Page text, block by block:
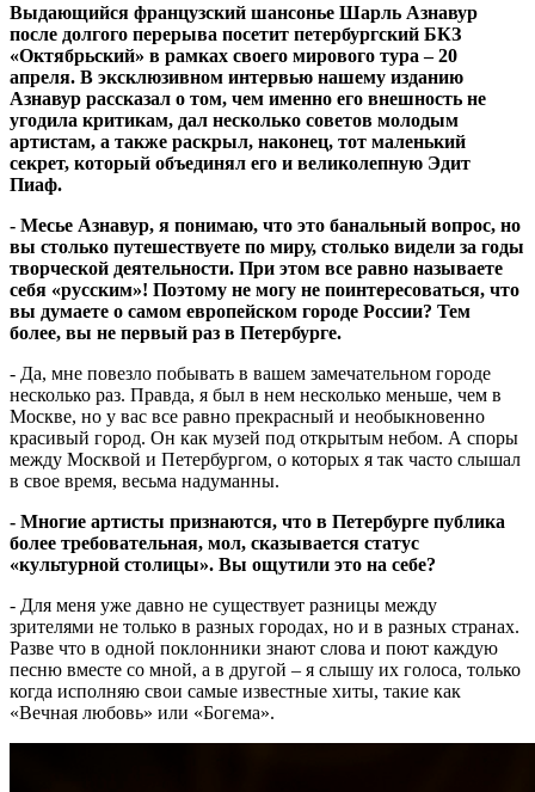
Выдающийся французский шансонье Шарль Азнавур
после долгого перерыва посетит петербургский БКЗ
«Октябрьский» в рамках своего мирового тура – 20
апреля. В эксклюзивном интервью нашему изданию
Азнавур рассказал о том, чем именно его внешность не
угодила критикам, дал несколько советов молодым
артистам, а также раскрыл, наконец, тот маленький
секрет, который объединял его и великолепную Эдит
Пиаф.
- Месье Азнавур, я понимаю, что это банальный вопрос, но
вы столько путешествуете по миру, столько видели за годы
творческой деятельности. При этом все равно называете
себя «русским»! Поэтому не могу не поинтересоваться, что
вы думаете о самом европейском городе России? Тем
более, вы не первый раз в Петербурге.
- Да, мне повезло побывать в вашем замечательном городе
несколько раз. Правда, я был в нем несколько меньше, чем в
Москве, но у вас все равно прекрасный и необыкновенно
красивый город. Он как музей под открытым небом. А споры
между Москвой и Петербургом, о которых я так часто слышал
в свое время, весьма надуманны.
- Многие артисты признаются, что в Петербурге публика
более требовательная, мол, сказывается статус
«культурной столицы». Вы ощутили это на себе?
- Для меня уже давно не существует разницы между
зрителями не только в разных городах, но и в разных странах.
Разве что в одной поклонники знают слова и поют каждую
песню вместе со мной, а в другой – я слышу их голоса, только
когда исполняю свои самые известные хиты, такие как
«Вечная любовь» или «Богема».